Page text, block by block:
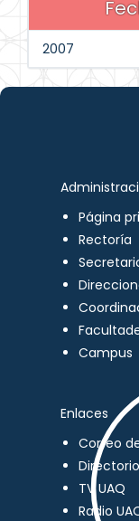
2007
Página
Rectoría
Campus
Enlaces
Correo
Directorio
TV UAQ
Radio